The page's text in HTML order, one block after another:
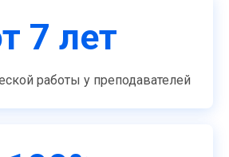
7 лет
работы у преподавателей